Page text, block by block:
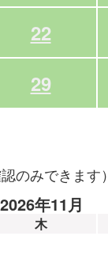
22
29
のみできます）
2026年11月
木